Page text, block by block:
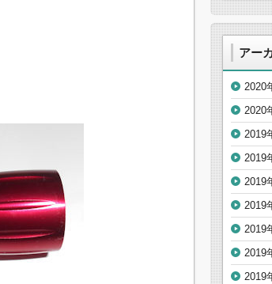
アー
2020
2020
2019
2019
2019
2019
2019
2019
2019